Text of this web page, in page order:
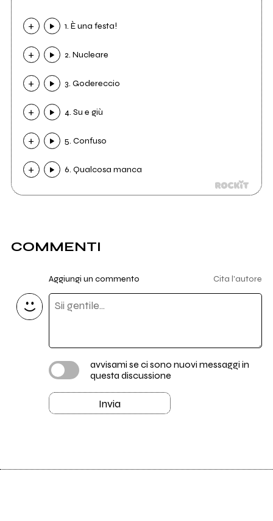
1. È una festa!
2. Nucleare
3. Godereccio
4. Su e giù
5. Confuso
6. Qualcosa manca
COMMENTI
Aggiungi un commento Cita l'autore
avvisami se ci sono nuovi messaggi in
questa discussione
Invia